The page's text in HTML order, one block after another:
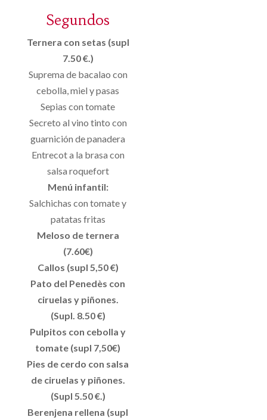
Segundos
Ternera con setas (supl
7.50 €.)
Suprema de bacalao con
cebolla, miel y pasas
Sepias con tomate
Secreto al vino tinto con
guarnición de panadera
Entrecot a la brasa con
salsa roquefort
Menú infantil:
Salchichas con tomate y
patatas fritas
Meloso de ternera
(7.60€)
Callos (supl 5,50 €)
Pato del Penedès con
ciruelas y piñones.
(Supl. 8.50 €)
Pulpitos con cebolla y
tomate (supl 7,50€)
Pies de cerdo con salsa
de ciruelas y piñones.
(Supl 5.50 €.)
Berenjena rellena (supl